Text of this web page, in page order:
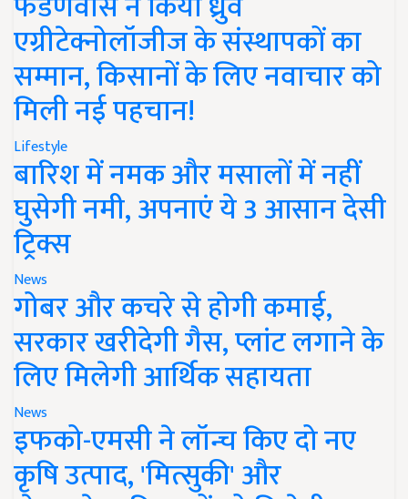
एग्रीटेक्नोलॉजीज के संस्थापकों का
सम्मान, किसानों के लिए नवाचार को
मिली नई पहचान!
Lifestyle
बारिश में नमक और मसालों में नहीं
घुसेगी नमी, अपनाएं ये 3 आसान देसी
ट्रिक्स
News
गोबर और कचरे से होगी कमाई,
सरकार खरीदेगी गैस, प्लांट लगाने के
लिए मिलेगी आर्थिक सहायता
News
इफको-एमसी ने लॉन्च किए दो नए
कृषि उत्पाद, 'मित्सुकी' और